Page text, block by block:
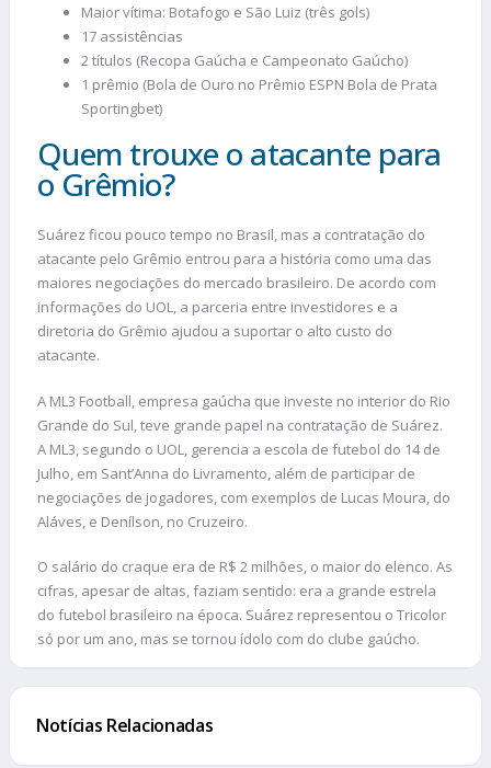
Maior vítima: Botafogo e São Luiz (três gols)
17 assistências
2 títulos (Recopa Gaúcha e Campeonato Gaúcho)
1 prêmio (Bola de Ouro no Prêmio ESPN Bola de Prata
Sportingbet)
Quem trouxe o atacante para
o Grêmio?
Suárez ficou pouco tempo no Brasil, mas a contratação do
atacante pelo Grêmio entrou para a história como uma das
maiores negociações do mercado brasileiro. De acordo com
informações do UOL, a parceria entre investidores e a
diretoria do Grêmio ajudou a suportar o alto custo do
atacante.
A ML3 Football, empresa gaúcha que investe no interior do Rio
Grande do Sul, teve grande papel na contratação de Suárez.
A ML3, segundo o UOL, gerencia a escola de futebol do 14 de
Julho, em Sant’Anna do Livramento, além de participar de
negociações de jogadores, com exemplos de Lucas Moura, do
Aláves, e Denílson, no Cruzeiro.
O salário do craque era de R$ 2 milhões, o maior do elenco. As
cifras, apesar de altas, faziam sentido: era a grande estrela
do futebol brasileiro na época. Suárez representou o Tricolor
só por um ano, mas se tornou ídolo com do clube gaúcho.
Notícias Relacionadas